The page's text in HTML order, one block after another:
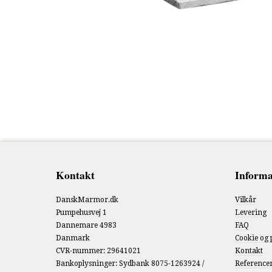
Kontakt
DanskMarmor.dk
Pumpehusvej 1
Dannemare 4983
Danmark
CVR-nummer: 29641021
Bankoplysninger: Sydbank 8075-1263924 /
Vilkår
Levering
FAQ
Cookie
Kontakt